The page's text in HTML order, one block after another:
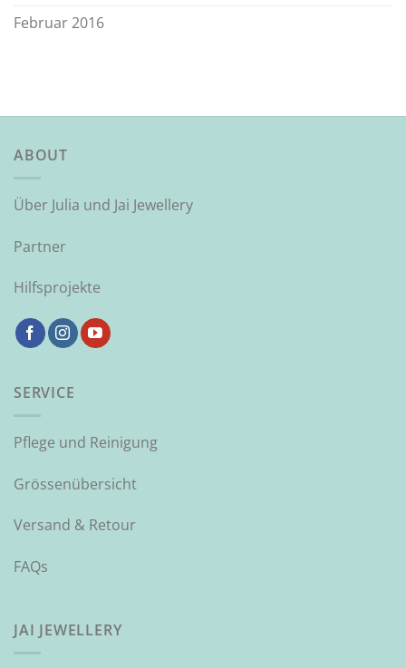
Februar 2016
ABOUT
Über Julia und Jai Jewellery
Partner
Hilfsprojekte
SERVICE
Pflege und Reinigung
Grössenübersicht
Versand & Retour
FAQs
JAI JEWELLERY